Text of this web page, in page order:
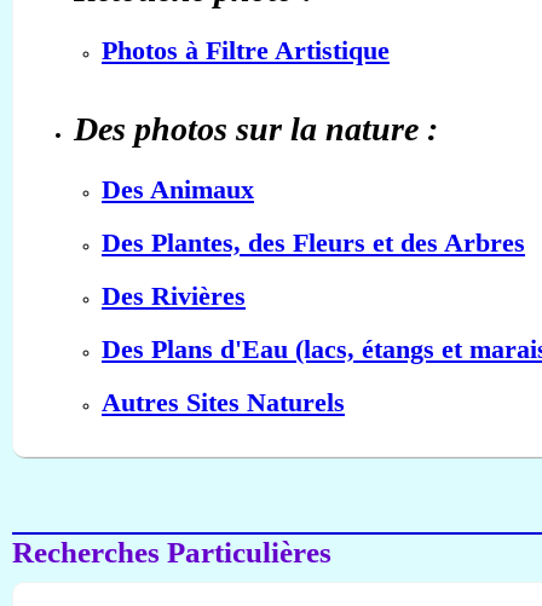
Photos à Filtre Artistique
Des photos sur la nature :
Des Animaux
Des Plantes, des Fleurs et des Arbres
Des Rivières
Des Plans d'Eau (lacs, étangs et
Autres Sites Naturels
Recherches Particulières